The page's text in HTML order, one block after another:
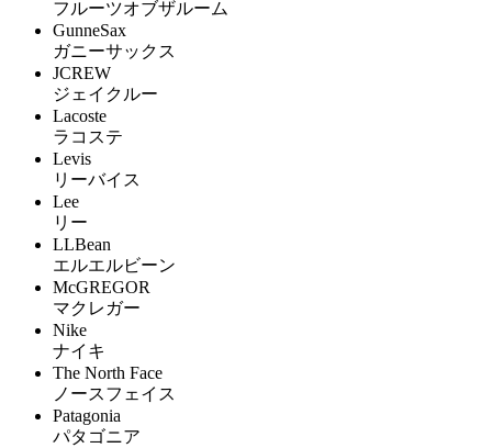
フルーツオブザルーム
GunneSax
ガニーサックス
JCREW
ジェイクルー
Lacoste
ラコステ
Levis
リーバイス
Lee
リー
LLBean
エルエルビーン
McGREGOR
マクレガー
Nike
ナイキ
The North Face
ノースフェイス
Patagonia
パタゴニア